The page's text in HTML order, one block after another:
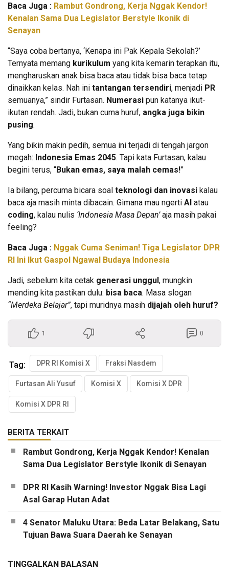
Baca Juga : Rambut Gondrong, Kerja Nggak Kendor!
Kenalan Sama Dua Legislator Berstyle Ikonik di
Senayan
“Saya coba bertanya, ‘Kenapa ini Pak Kepala Sekolah?’
Ternyata memang kurikulum yang kita kemarin terapkan itu,
mengharuskan anak bisa baca atau tidak bisa baca tetap
dinaikkan kelas. Nah ini tantangan tersendiri, menjadi PR
semuanya,” sindir Furtasan. Numerasi pun katanya ikut-
ikutan rendah. Jadi, bukan cuma huruf, angka juga bikin
pusing.
Yang bikin makin pedih, semua ini terjadi di tengah jargon
megah: Indonesia Emas 2045. Tapi kata Furtasan, kalau
begini terus, “Bukan emas, saya malah cemas!”
Ia bilang, percuma bicara soal teknologi dan inovasi kalau
baca aja masih minta dibacain. Gimana mau ngerti AI atau
coding, kalau nulis ‘Indonesia Masa Depan’aja masih pakai
feeling?
Baca Juga : Nggak Cuma Seniman! Tiga Legislator DPR
RI Ini Ikut Gaspol Ngawal Budaya Indonesia
Jadi, sebelum kita cetak generasi unggul, mungkin
mending kita pastikan dulu: bisa baca. Masa slogan
“Merdeka Belajar”, tapi muridnya masih dijajah oleh huruf?
1 0
Tag: DPR RI Komisi X Fraksi Nasdem
Furtasan Ali Yusuf Komisi X Komisi X DPR
Komisi X DPR RI
BERITA TERKAIT
Rambut Gondrong, Kerja Nggak Kendor! Kenalan
Sama Dua Legislator Berstyle Ikonik di Senayan
DPR RI Kasih Warning! Investor Nggak Bisa Lagi
Asal Garap Hutan Adat
4 Senator Maluku Utara: Beda Latar Belakang, Satu
Tujuan Bawa Suara Daerah ke Senayan
TINGGALKAN BALASAN